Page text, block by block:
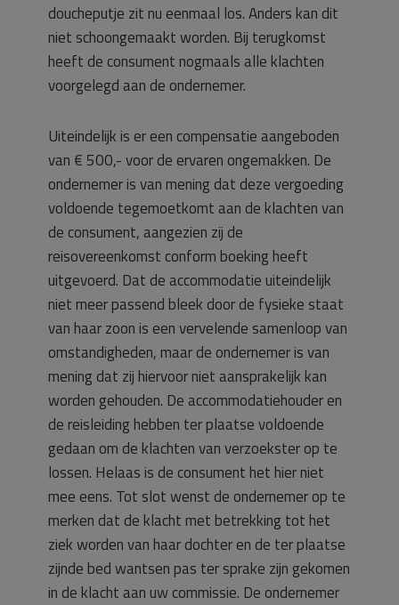
doucheputje zit nu eenmaal los. Anders kan dit
niet schoongemaakt worden. Bij terugkomst
heeft de consument nogmaals alle klachten
voorgelegd aan de ondernemer.
Uiteindelijk is er een compensatie aangeboden
van € 500,- voor de ervaren ongemakken. De
ondernemer is van mening dat deze vergoeding
voldoende tegemoetkomt aan de klachten van
de consument, aangezien zij de
reisovereenkomst conform boeking heeft
uitgevoerd. Dat de accommodatie uiteindelijk
niet meer passend bleek door de fysieke staat
van haar zoon is een vervelende samenloop van
omstandigheden, maar de ondernemer is van
mening dat zij hiervoor niet aansprakelijk kan
worden gehouden. De accommodatiehouder en
de reisleiding hebben ter plaatse voldoende
gedaan om de klachten van verzoekster op te
lossen. Helaas is de consument het hier niet
mee eens. Tot slot wenst de ondernemer op te
merken dat de klacht met betrekking tot het
ziek worden van haar dochter en de ter plaatse
zijnde bed wantsen pas ter sprake zijn gekomen
in de klacht aan uw commissie. De ondernemer